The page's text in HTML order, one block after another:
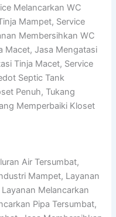
Melancarkan WC
Mampet, Service
Membersihkan WC
Macet, Jasa Mengatasi
Tinja Macet, Service
Septic Tank
Penuh, Tukang
Memperbaiki Kloset
Air Tersumbat,
Mampet, Layanan
Melancarkan
Pipa Tersumbat,